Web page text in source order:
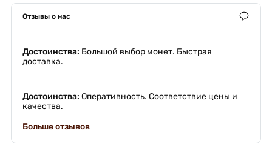
Отзывы о нас
Достоинства: Большой выбор монет. Быстрая
доставка.
Достоинства: Оперативность. Соответствие цены и
качества.
Больше отзывов